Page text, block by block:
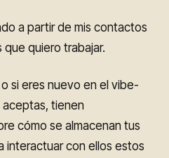
a partir de mis contactos
que quiero trabajar.
si eres nuevo en el vibe-
aceptas, tienen
cómo se almacenan tus
interactuar con ellos estos